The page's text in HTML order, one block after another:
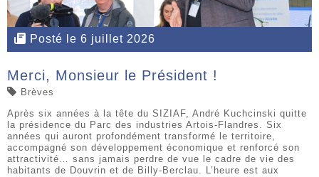
Posté le 6 juillet 2026
Merci, Monsieur le Président !
Brèves
Après six années à la tête du SIZIAF, André Kuchcinski quitte
la présidence du Parc des industries Artois-Flandres. Six
années qui auront profondément transformé le territoire,
accompagné son développement économique et renforcé son
attractivité… sans jamais perdre de vue le cadre de vie des
habitants de Douvrin et de Billy-Berclau. L’heure est aux